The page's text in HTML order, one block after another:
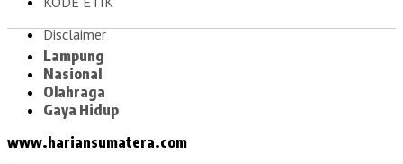
Disclaimer
Lampung
Nasional
Olahraga
Gaya Hidup
www.hariansumatera.com